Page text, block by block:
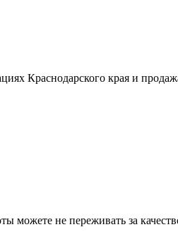
Краснодарского края и
не переживать за